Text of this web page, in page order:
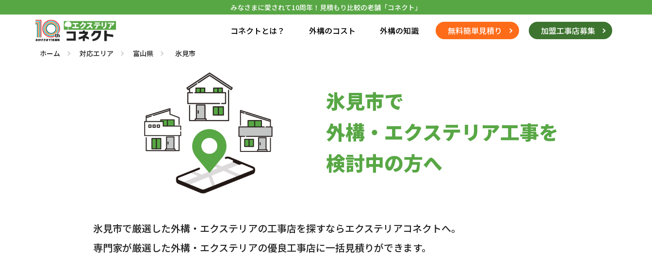
みなさまに愛されて10周年！見積もり比較の老舗「コネクト」
コネクトとは？ 外構のコスト 外構の知識 無料簡単見積り 加盟工事店募集
ホーム 対応エリア 富山県 氷見市
氷見市で
外構・エクステリア工事を
検討中の方へ
氷見市で厳選した外構・エクステリアの工事店を探すならエクステリアコネクトへ。
専門家が厳選した外構・エクステリアの優良工事店に一括見積りができます。